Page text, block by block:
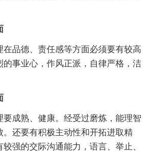
品德、责任感等方面必须要有较高
的事业心，作风正派，自律严格，洁
成熟、健康。经受过磨炼，能理智
。还要有积极主动性和开拓进取精
强的交际沟通能力，语言、举止、